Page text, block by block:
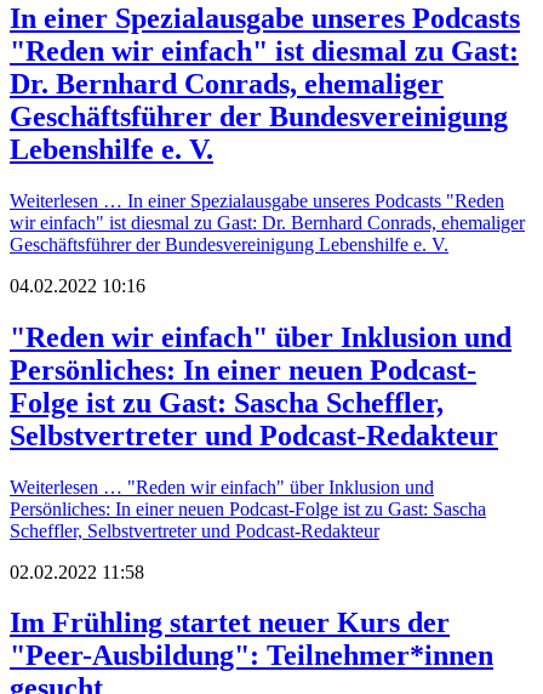
In einer Spezialausgabe unseres Podcasts
"Reden wir einfach" ist diesmal zu Gast:
Dr. Bernhard Conrads, ehemaliger
Geschäftsführer der Bundesvereinigung
Lebenshilfe e. V.
Weiterlesen … In einer Spezialausgabe unseres Podcasts "Reden
wir einfach" ist diesmal zu Gast: Dr. Bernhard Conrads, ehemaliger
Geschäftsführer der Bundesvereinigung Lebenshilfe e. V.
04.02.2022 10:16
"Reden wir einfach" über Inklusion und
Persönliches: In einer neuen Podcast-
Folge ist zu Gast: Sascha Scheffler,
Selbstvertreter und Podcast-Redakteur
Weiterlesen … "Reden wir einfach" über Inklusion und
Persönliches: In einer neuen Podcast-Folge ist zu Gast: Sascha
Scheffler, Selbstvertreter und Podcast-Redakteur
02.02.2022 11:58
Im Frühling startet neuer Kurs der
"Peer-Ausbildung": Teilnehmer*innen